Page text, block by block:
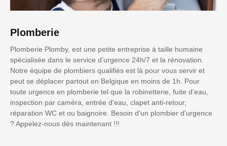
Plomberie
Plomberie Plomby, est une petite entreprise à taille humaine
spécialisée dans le service d’urgence 24h/7 et la rénovation.
Notre équipe de plombiers qualifiés est là pour vous servir et
peut se déplacer partout en Belgique en moins de 1h. Pour
toute urgence en plomberie tel que la robinetterie, fuite d'eau,
inspection par caméra, entrée d'eau, clapet anti-retour,
réparation WC et ou baignoire. Besoin d'un plombier d'urgence
? Appelez-nous dès maintenant !!!